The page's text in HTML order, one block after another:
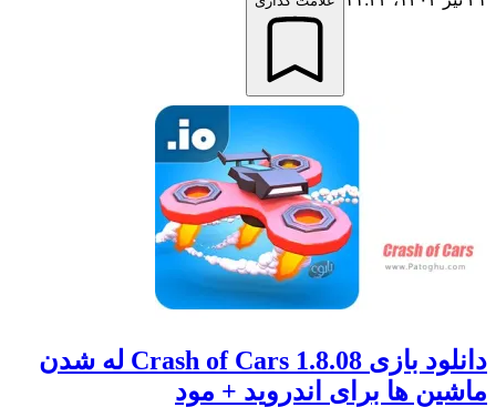
دانلود بازی Crash of Cars 1.8.08 له شدن
ها برای اندروید + مود